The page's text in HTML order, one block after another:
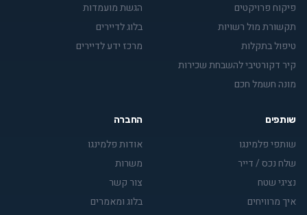
פיקוח פרויקטים
תקשורת מול רשויות
טיפול בתקלות
קיר דקורטיבי להשבחת שכירות
מונה חשמל חכם
הגשת מועמדות
בלוג לדיירים
מרכז ידע לדיירים
שותפים
שותפי פלמינגו
שלח נכס / דייר
נציגי שטח
איך מרוויחים
החברה
אודות פלמינגו
משרות
צור קשר
בלוג ומאמרים